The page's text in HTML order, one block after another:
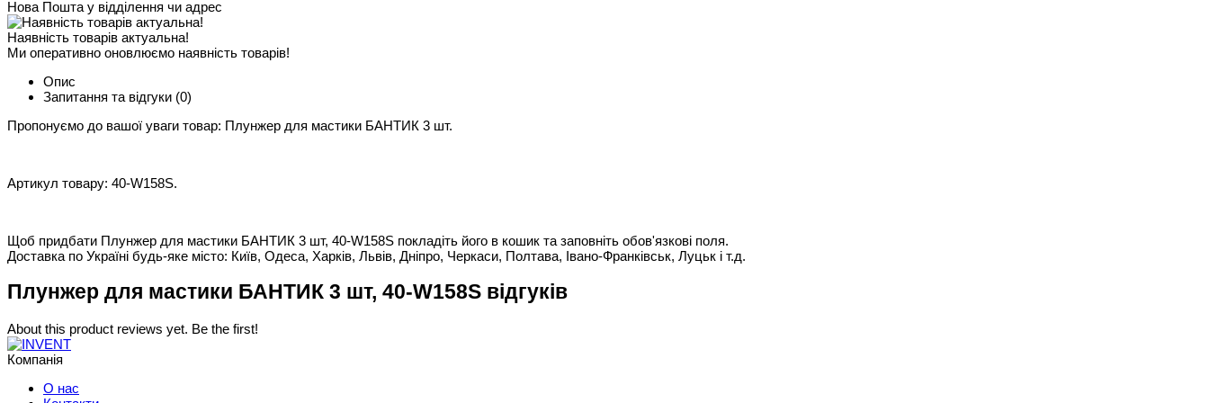
Нова Пошта у відділення чи адрес
Наявність товарів актуальна!
Ми оперативно оновлюємо наявність товарів!
Опис
Запитання та відгуки (0)
Пропонуємо до вашої уваги товар: Плунжер для мастики БАНТИК 3 шт.
Артикул товару: 40-W158S.
Щоб придбати Плунжер для мастики БАНТИК 3 шт, 40-W158S покладіть його в кошик та заповніть обов'язкові поля.
Доставка по Україні будь-яке місто: Київ, Одеса, Харків, Львів, Дніпро, Черкаси, Полтава, Івано-Франківськ, Луцьк і т.д.
Плунжер для мастики БАНТИК 3 шт, 40-W158S відгуків
About this product reviews yet. Be the first!
Компанія
О нас